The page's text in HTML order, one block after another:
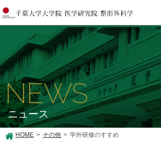
NEWS
ニュース
HOME その他 学外研修のすすめ